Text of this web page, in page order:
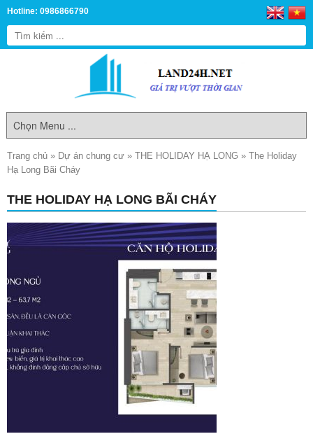
Hotline: 0986866790
Trang chủ » Dự án chung cư » THE HOLIDAY HẠ LONG » The Holiday
Hạ Long Bãi Cháy
THE HOLIDAY HẠ LONG BÃI CHÁY